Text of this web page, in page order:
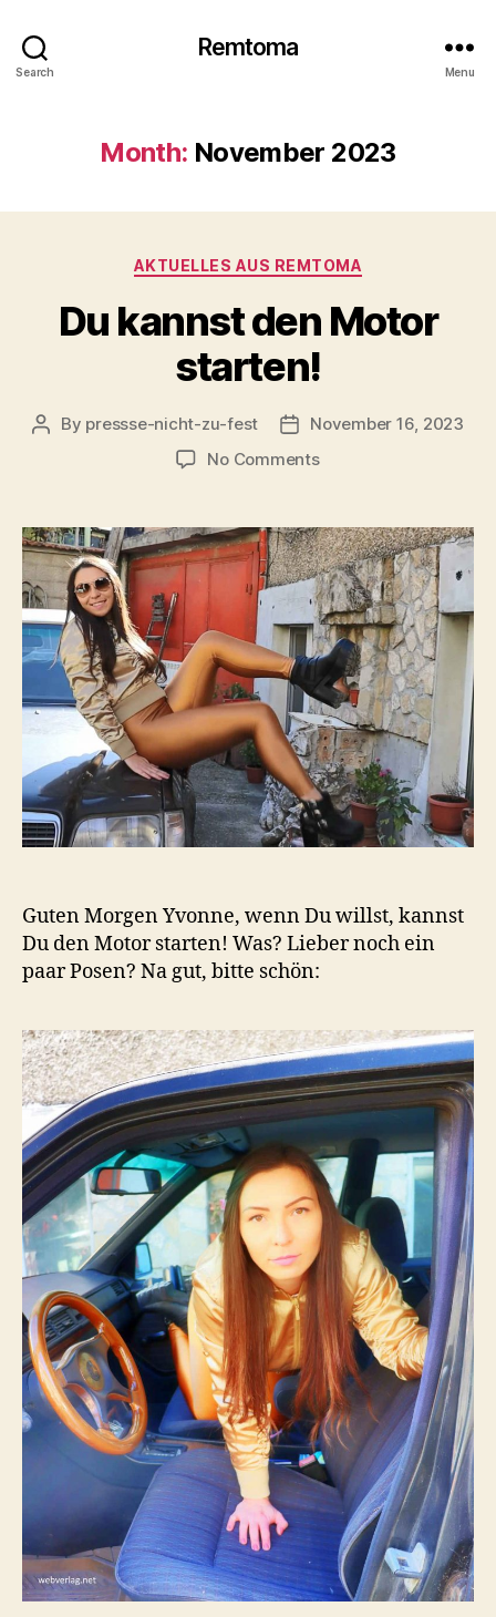
Search
Remtoma
Menu
Month: November 2023
Categories
AKTUELLES AUS REMTOMA
Du kannst den Motor
starten!
Post
By pressse-nicht-zu-fest
PostNovember 16, 2023
No Commentson
den
Motor
starten!
Guten Morgen Yvonne, wenn Du willst, kannst
Du den Motor starten! Was? Lieber noch ein
paar Posen? Na gut, bitte schön: